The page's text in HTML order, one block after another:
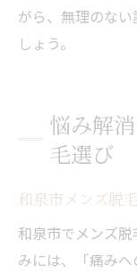
がら、無理のな
しょう。
悩み解
毛選び
和泉市メンズ脱
和泉市でメンズ
みには、「痛みへ